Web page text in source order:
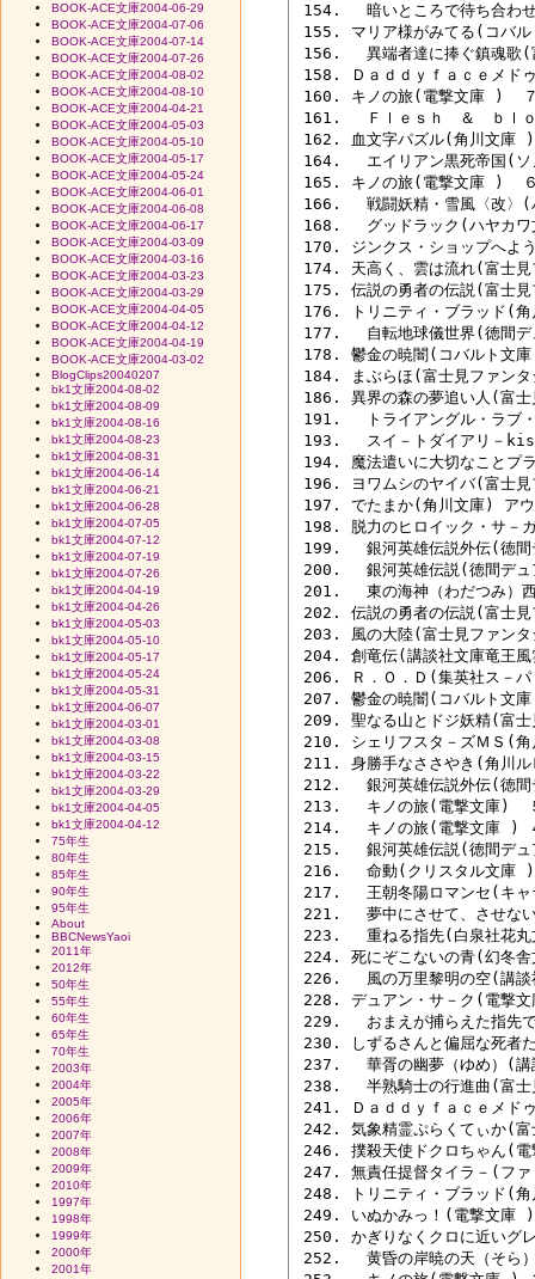
154. 　暗いところで待ち合わ
155. マリア様がみてる(コバ
156. 　異端者達に捧ぐ鎮魂歌
158. Ｄａｄｄｙｆａｃｅメ
160. キノの旅(電撃文庫 )
161. 　Ｆｌｅｓｈ　＆　ｂｌ
162. 血文字パズル(角川文庫 )
164. 　エイリアン黒死帝国(
165. キノの旅(電撃文庫 )
166. 　戦闘妖精・雪風〈改〉
168. 　グッドラック(ハヤカ
170. ジンクス・ショップへよ
174. 天高く、雲は流れ(富士
175. 伝説の勇者の伝説(富士
176. トリニティ・ブラッド(
177. 　自転地球儀世界(徳間
178. 鬱金の暁闇(コバルト文
184. まぶらほ(富士見ファン
186. 異界の森の夢追い人(富
191. 　トライアングル・ラブ
193. 　スイ－トダイアリ－
194. 魔法遣いに大切なことプ
196. ヨワムシのヤイバ(富士
197. でたまか(角川文庫) アウ
198. 脱力のヒロイック・サ－
199. 　銀河英雄伝説外伝(徳
200. 　銀河英雄伝説(徳間デ
201.　 東の海神（わだつみ
202. 伝説の勇者の伝説(富士
203. 風の大陸(富士見ファン
204. 創竜伝(講談社文庫竜王
206. Ｒ．Ｏ．Ｄ(集英社ス－
207. 鬱金の暁闇(コバルト文
209. 聖なる山とドジ妖精(富
210. シェリフスタ－ズＭＳ(
211. 身勝手なささやき(角川
212. 　銀河英雄伝説外伝(徳
213. 　キノの旅(電撃文庫)
214. 　キノの旅(電撃文庫 )
215. 　銀河英雄伝説(徳間デ
216. 　命動(クリスタル文庫
217. 　王朝冬陽ロマンセ(キ
221. 　夢中にさせて、させな
223. 　重ねる指先(白泉社花
224. 死にぞこないの青(幻冬
226. 　風の万里黎明の空(講
228. デュアン・サ－ク(電撃
229. 　おまえが捕らえた指先
230. しずるさんと偏屈な死者
237. 　華胥の幽夢（ゆめ）(
238. 　半熟騎士の行進曲(富
241. Ｄａｄｄｙｆａｃｅメ
242. 気象精霊ぷらくてぃか(
246. 撲殺天使ドクロちゃん(
247. 無責任提督タイラ－(フ
248. トリニティ・ブラッド
249. いぬかみっ！(電撃文庫
250. かぎりなくクロに近いグ
252. 　黄昏の岸暁の天（そ
BOOK-ACE文庫2004-06-29
BOOK-ACE文庫2004-07-06
BOOK-ACE文庫2004-07-14
BOOK-ACE文庫2004-07-26
BOOK-ACE文庫2004-08-02
BOOK-ACE文庫2004-08-10
BOOK-ACE文庫2004-04-21
BOOK-ACE文庫2004-05-03
BOOK-ACE文庫2004-05-10
BOOK-ACE文庫2004-05-17
BOOK-ACE文庫2004-05-24
BOOK-ACE文庫2004-06-01
BOOK-ACE文庫2004-06-08
BOOK-ACE文庫2004-06-17
BOOK-ACE文庫2004-03-09
BOOK-ACE文庫2004-03-16
BOOK-ACE文庫2004-03-23
BOOK-ACE文庫2004-03-29
BOOK-ACE文庫2004-04-05
BOOK-ACE文庫2004-04-12
BOOK-ACE文庫2004-04-19
BOOK-ACE文庫2004-03-02
BlogClips20040207
bk1文庫2004-08-02
bk1文庫2004-08-09
bk1文庫2004-08-16
bk1文庫2004-08-23
bk1文庫2004-08-31
bk1文庫2004-06-14
bk1文庫2004-06-21
bk1文庫2004-06-28
bk1文庫2004-07-05
bk1文庫2004-07-12
bk1文庫2004-07-19
bk1文庫2004-07-26
bk1文庫2004-04-19
bk1文庫2004-04-26
bk1文庫2004-05-03
bk1文庫2004-05-10
bk1文庫2004-05-17
bk1文庫2004-05-24
bk1文庫2004-05-31
bk1文庫2004-06-07
bk1文庫2004-03-01
bk1文庫2004-03-08
bk1文庫2004-03-15
bk1文庫2004-03-22
bk1文庫2004-03-29
bk1文庫2004-04-05
bk1文庫2004-04-12
75年生
80年生
85年生
90年生
95年生
About
BBCNewsYaoi
2011年
2012年
50年生
55年生
60年生
65年生
70年生
2003年
2004年
2005年
2006年
2007年
2008年
2009年
2010年
1997年
1998年
1999年
2000年
2001年